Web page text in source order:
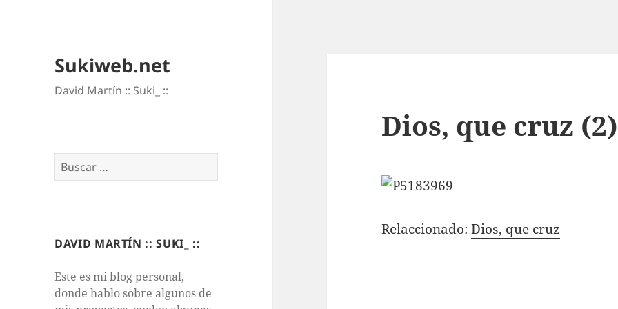
Sukiweb.net
David Martí­n :: Suki_ ::
Buscar:
DAVID MARTÍN :: SUKI_ ::
Este es mi blog personal,
donde hablo sobre algunos de
Dios, que cruz (2)
Relaccionado:Dios, que cruz